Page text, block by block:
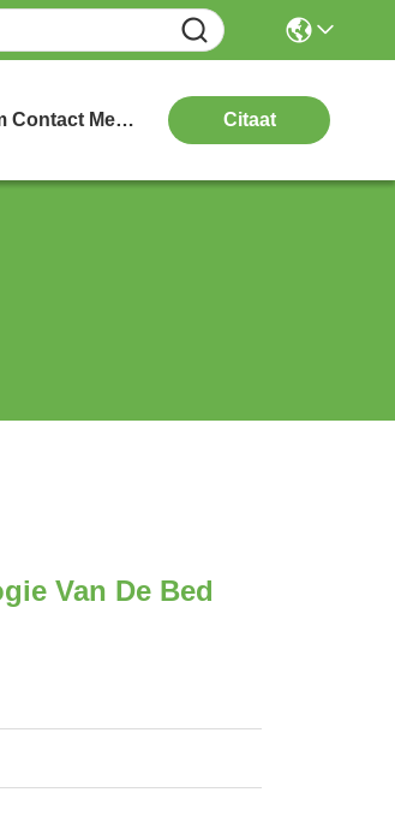
Neem Contact Met Ons Op Citaat
Van De Bed